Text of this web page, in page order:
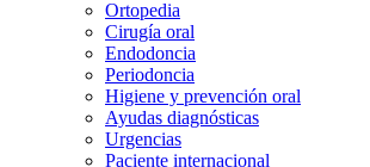
Ortopedia
Cirugía oral
Endodoncia
Periodoncia
Higiene y prevención oral
Ayudas diagnósticas
Urgencias
Paciente internacional